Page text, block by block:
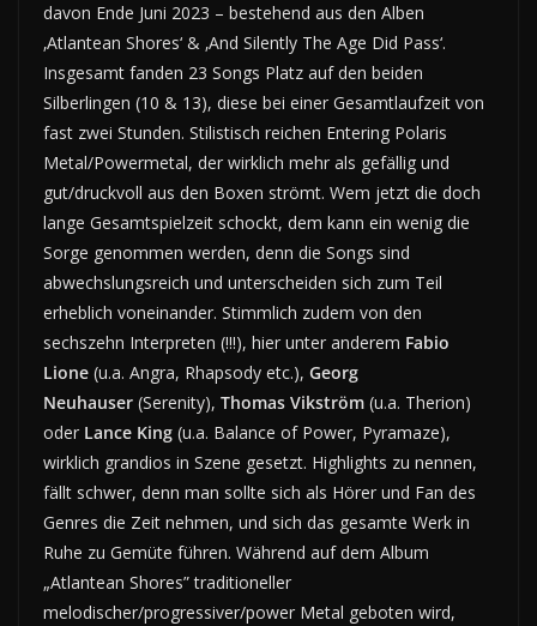
davon Ende Juni 2023 – bestehend aus den Alben
‚Atlantean Shores‘ & ‚And Silently The Age Did Pass‘.
Insgesamt fanden 23 Songs Platz auf den beiden
Silberlingen (10 & 13), diese bei einer Gesamtlaufzeit von
fast zwei Stunden. Stilistisch reichen Entering Polaris
Metal/Powermetal, der wirklich mehr als gefällig und
gut/druckvoll aus den Boxen strömt. Wem jetzt die doch
lange Gesamtspielzeit schockt, dem kann ein wenig die
Sorge genommen werden, denn die Songs sind
abwechslungsreich und unterscheiden sich zum Teil
erheblich voneinander. Stimmlich zudem von den
sechszehn Interpreten (!!!), hier unter anderem Fabio
Lione (u.a. Angra, Rhapsody etc.), Georg
Neuhauser (Serenity), Thomas Vikström (u.a. Therion)
oder Lance King (u.a. Balance of Power, Pyramaze),
wirklich grandios in Szene gesetzt. Highlights zu nennen,
fällt schwer, denn man sollte sich als Hörer und Fan des
Genres die Zeit nehmen, und sich das gesamte Werk in
Ruhe zu Gemüte führen. Während auf dem Album
„Atlantean Shores” traditioneller
melodischer/progressiver/power Metal geboten wird,